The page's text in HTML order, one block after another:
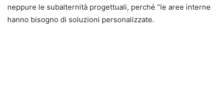
neppure le subalternità progettuali, perché “le aree interne
hanno bisogno di soluzioni personalizzate.